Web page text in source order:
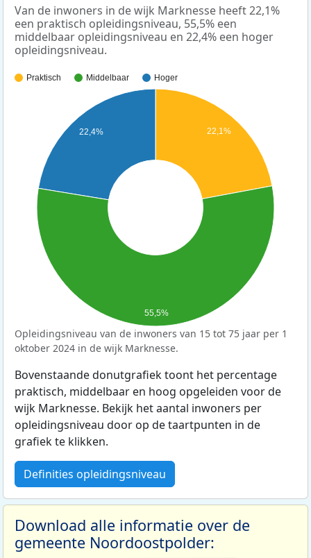
Van de inwoners in de wijk Marknesse heeft 22,1%
een praktisch opleidingsniveau, 55,5% een
middelbaar opleidingsniveau en 22,4% een hoger
opleidingsniveau.
Praktisch Middelbaar Hoger
22,1%
22,4%
55,5%
Opleidingsniveau van de inwoners van 15 tot 75 jaar per 1
oktober 2024 in de wijk Marknesse.
Bovenstaande donutgrafiek toont het percentage
praktisch, middelbaar en hoog opgeleiden voor de
wijk Marknesse. Bekijk het aantal inwoners per
opleidingsniveau door op de taartpunten in de
grafiek te klikken.
Definities opleidingsniveau
Download alle informatie over de
gemeente Noordoostpolder: